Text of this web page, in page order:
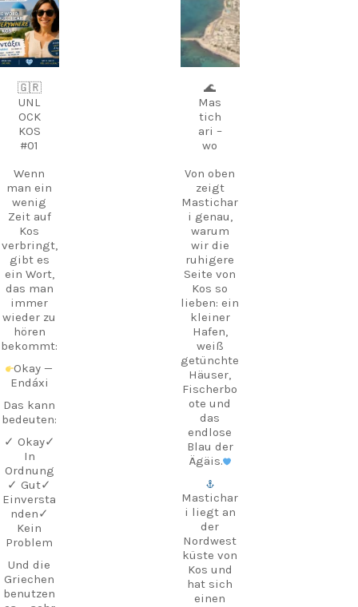
carpediem.tr
avel.guide
9.
August
🇬🇷
UNL
OCK
KOS
#01
Wenn
man ein
wenig
Zeit auf
Kos
verbringt,
gibt es
ein Wort,
das man
immer
wieder zu
hören
bekommt:
Okay —
Endáxi
Das kann
bedeuten:
✓ Okay✓
In
Ordnung
✓ Gut✓
Einversta
nden✓
Kein
Problem
Und die
Griechen
benutzen
carpediem.tr
avel.guide
8.
August
🌊
Mas
tich
ari –
wo
Von oben
zeigt
Mastichar
i genau,
warum
wir die
ruhigere
Seite von
Kos so
lieben: ein
kleiner
Hafen,
weiß
getünchte
Häuser,
Fischerbo
ote und
das
endlose
Blau der
Ägäis.
Mastichar
i liegt an
der
Nordwest
küste von
Kos und
hat sich
einen